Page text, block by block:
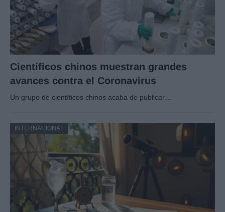
Científicos chinos muestran grandes
avances contra el Coronavirus
Un grupo de científicos chinos acaba de publicar…
INTERNACIONAL